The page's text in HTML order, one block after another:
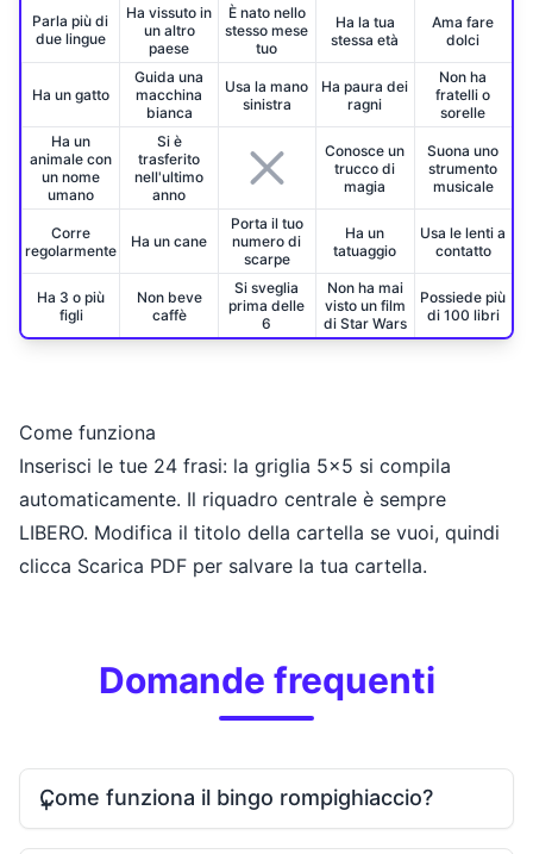
Parla più di
due lingue
Ha vissuto in
un altro
paese
È nato nello
stesso mese
tuo
Ha la tua
stessa età
Ama fare
dolci
Ha un gatto
Guida una
macchina
bianca
Usa la mano
sinistra
Ha paura dei
ragni
Non ha
fratelli o
sorelle
Ha un
animale con
un nome
umano
Si è
trasferito
nell'ultimo
anno
Conosce un
trucco di
magia
Suona uno
strumento
musicale
Corre
regolarmente
Ha un cane
Porta il tuo
numero di
scarpe
Ha un
tatuaggio
Usa le lenti a
contatto
Ha 3 o più
figli
Non beve
caffè
Si sveglia
prima delle
6
Non ha mai
visto un film
di Star Wars
Possiede più
di 100 libri
Come funziona
Inserisci le tue 24 frasi: la griglia 5x5 si compila
automaticamente. Il riquadro centrale è sempre
LIBERO. Modifica il titolo della cartella se vuoi, quindi
clicca Scarica PDF per salvare la tua cartella.
Domande frequenti
Come funziona il bingo rompighiaccio?